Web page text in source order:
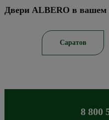
Двери ALBERO в вашем
Саратов
8 800